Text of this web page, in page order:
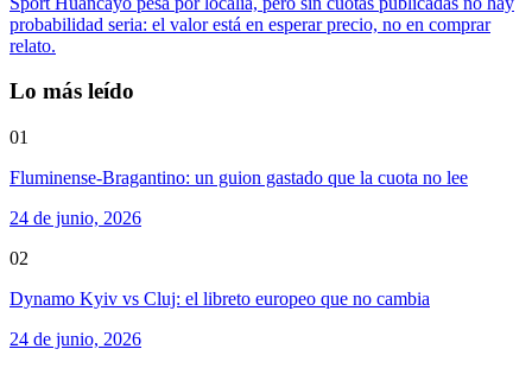
probabilidad seria: el valor está en esperar precio, no en comprar
relato.
Lo más leído
01
Fluminense-Bragantino: un guion gastado que la cuota no lee
24 de junio, 2026
02
Dynamo Kyiv vs Cluj: el libreto europeo que no cambia
24 de junio, 2026